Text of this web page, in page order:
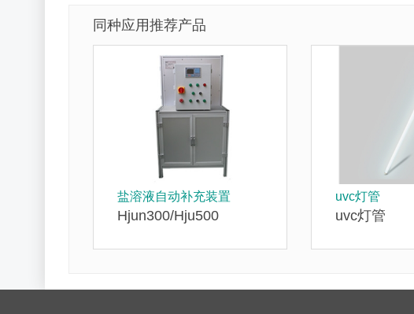
同种应用推荐产品
盐溶液自动补充装置
Hjun300/Hju500
uvc灯管
uvc灯管